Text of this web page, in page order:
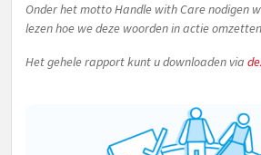
Onder het motto Handle with Care nodigen
lezen hoe we deze woorden in actie
Het gehele rapport kunt u downloaden via